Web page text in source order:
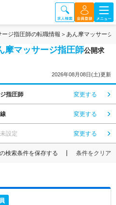
ージ指圧師の転職情報 あん摩マッサージ
摩マッサージ指圧師公開求
2026年08月08日(土)更新
指圧師 変更する
変更する
設定 変更する
検索条件を保存する 条件をクリア